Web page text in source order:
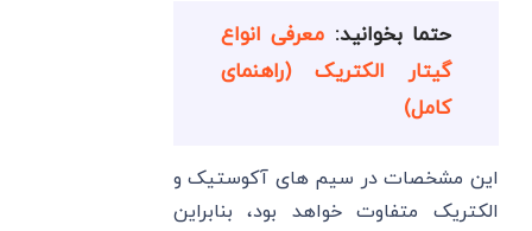
حتما بخوانید: معرفی انواع
گیتار الکتریک (راهنمای
کامل)
این مشخصات در سیم ‌های آکوستیک و
الکتریک متفاوت خواهد بود، بنابراین